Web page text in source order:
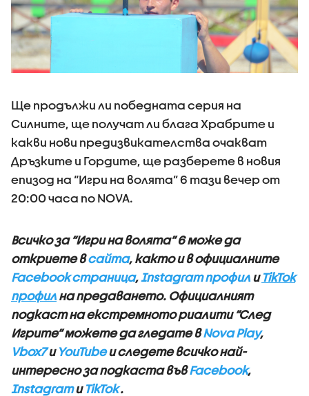
Ще продължи ли победната серия на
Силните, ще получат ли блага Храбрите и
какви нови предизвикателства очакват
Дръзките и Гордите, ще разберете в новия
епизод на “Игри на волята” 6 тази вечер от
20:00 часа по NOVA.
Всичко за “Игри на волята” 6 може да
откриете всайта, както и в официалните
Facebook страница, Instagram профил и TikTok
профил на предаването. Официалният
подкаст на екстремното риалити “След
Игрите” можете да гледате вNova Play,
Vbox7и YouTubeи следете всичко най-
интересно за подкаста въвFacebook,
Instagramи TikTok.